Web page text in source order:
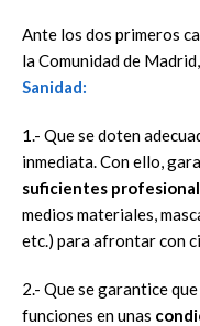
Ante los dos primeros
la Comunidad de Madrid,
Sanidad:
1.- Que se doten
inmediata. Con ello,
suficientes
medios materiales,
etc.) para afrontar con
2.- Que se garantice
funciones en unas